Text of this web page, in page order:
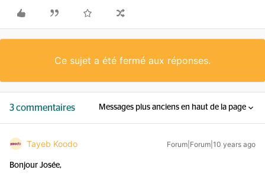
Ce sujet a été fermé aux réponses.
3 commentaires Messages plus anciens en haut de la page
Tayeb Koodo Forum|Forum|10 years ago
Bonjour Josée,